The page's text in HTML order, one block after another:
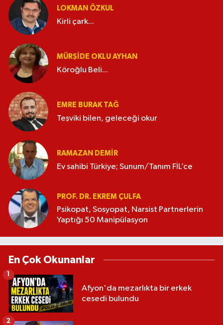
LOKMAN ÖZKUL
Kirli çark...
MÜRŞIDE OKLU AYHAN
Köroğlu Beli...
EMRE BURAK TAĞ
Teşviki bilen, geleceği okur
RAMAZAN DEMİR
Ev sahibi Türkiye; Sunum/Tanım FİL’ce
PROF. DR. EKREM ÇULFA
Psikopat, Sosyopat, Narsist Partnerlerin
Yaptığı 50 Manipülasyon
En Çok Okunanlar
Afyon'da mezarlıkta bir erkek
cesedi bulundu
1
2